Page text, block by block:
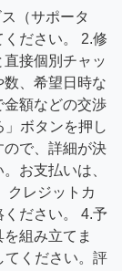
（サポータ
ださい。 2.修
接個別チャッ
数、希望日時な
金額などの交渉
」ボタンを押し
ので、詳細が決
お支払いは、
クレジットカ
ださい。 4.予
組み立てま
てください。評